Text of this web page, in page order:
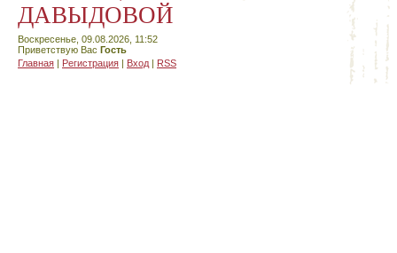
ДАВЫДОВОЙ
Воскресенье, 09.08.2026, 11:52
Приветствую Вас Гость
Главная | Регистрация | Вход | RSS